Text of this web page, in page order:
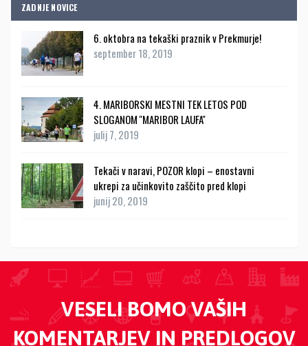
ZADNJE NOVICE
6. oktobra na tekaški praznik v Prekmurje!
september 18, 2019
4. MARIBORSKI MESTNI TEK LETOS POD
SLOGANOM ''MARIBOR LAUFA''
julij 7, 2019
Tekači v naravi, POZOR klopi – enostavni
ukrepi za učinkovito zaščito pred klopi
junij 20, 2019
VESELI BOMO VAŠIH
KOMENTARJEV IN PREDLOGOV